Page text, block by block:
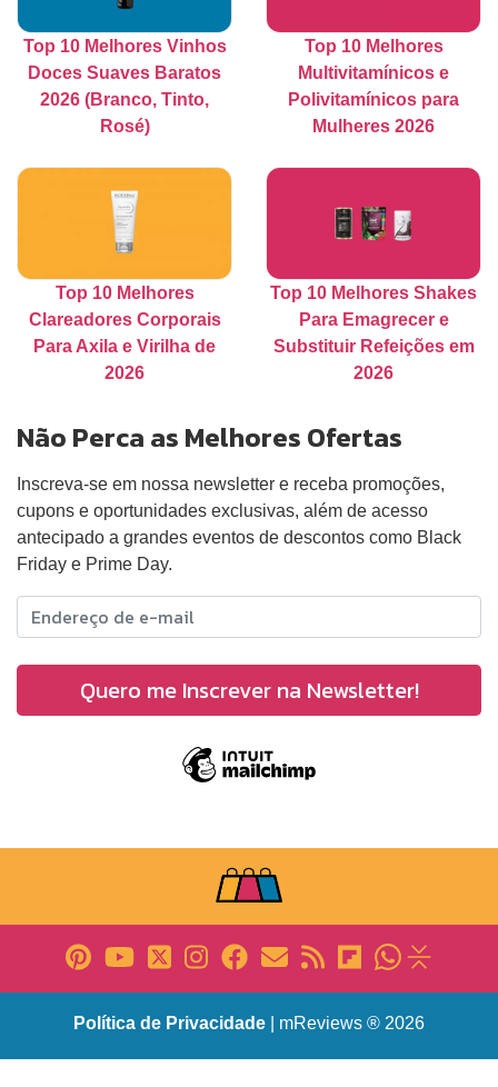
Top 10 Melhores Vinhos
Doces Suaves Baratos
2026 (Branco, Tinto,
Rosé)
Top 10 Melhores
Multivitamínicos e
Polivitamínicos para
Mulheres 2026
Top 10 Melhores
Clareadores Corporais
Para Axila e Virilha de
2026
Top 10 Melhores Shakes
Para Emagrecer e
Substituir Refeições em
2026
Não Perca as Melhores Ofertas
Inscreva-se em nossa newsletter e receba promoções,
cupons e oportunidades exclusivas, além de acesso
antecipado a grandes eventos de descontos como Black
Friday e Prime Day.
Política de Privacidade | mReviews ® 2026